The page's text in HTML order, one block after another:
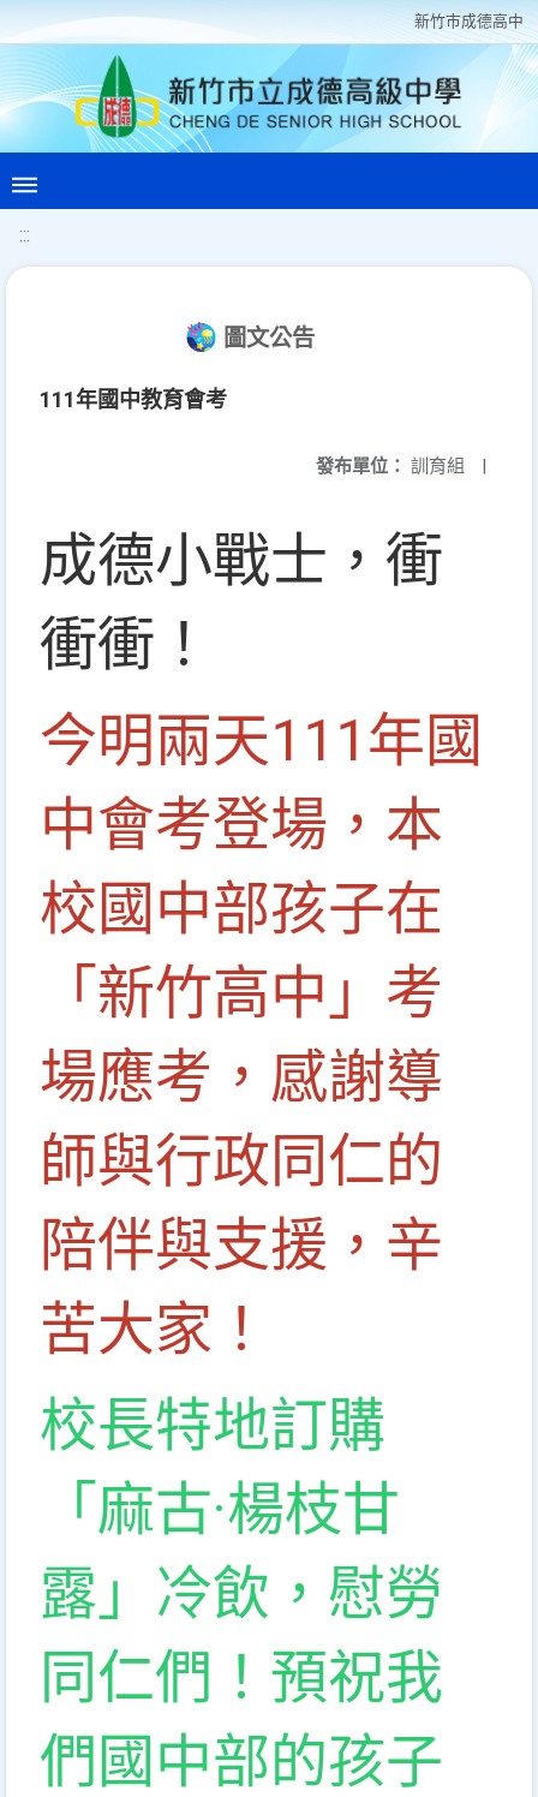
新竹巿成德高中
:::
圖文公告
111年國中教育會考
發布單位： 訓育組 |
成德小戰士，衝
衝衝！
今明兩天111年國
中會考登場，本
校國中部孩子在
「新竹高中」考
場應考，感謝導
師與行政同仁的
陪伴與支援，辛
苦大家！
校長特地訂購
「麻古·楊枝甘
露」冷飲，慰勞
同仁們！預祝我
們國中部的孩子